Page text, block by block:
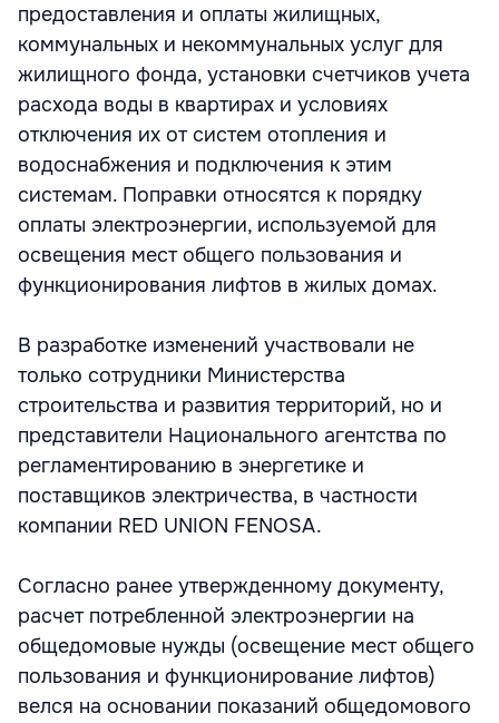
предоставления и оплаты жилищных,
коммунальных и некоммунальных услуг для
жилищного фонда, установки счетчиков учета
расхода воды в квартирах и условиях
отключения их от систем отопления и
водоснабжения и подключения к этим
системам. Поправки относятся к порядку
оплаты электроэнергии, используемой для
освещения мест общего пользования и
функционирования лифтов в жилых домах.
В разработке изменений участвовали не
только сотрудники Министерства
строительства и развития территорий, но и
представители Национального агентства по
регламентированию в энергетике и
поставщиков электричества, в частности
компании RED UNION FENOSA.
Согласно ранее утвержденному документу,
расчет потребленной электроэнергии на
общедомовые нужды (освещение мест общего
пользования и функционирование лифтов)
велся на основании показаний общедомового